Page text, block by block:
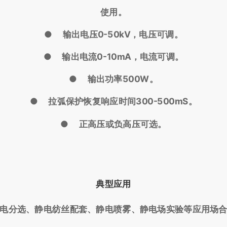
使用。
● 输出电压0-50kV，电压可调。
● 输出电流0-10mA，电流可调。
● 输出功率500W。
● 拉弧保护恢复响应时间300-500mS。
● 正高压或负高压可选。
典型应用
分选、静电纺丝配套、静电喷雾、静电场实验等应用场